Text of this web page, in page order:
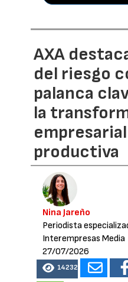
AXA
del riesgo
palanca
la
productiva
Nina Jareño
Periodista
Interempresas Media
27/07/2026
14232